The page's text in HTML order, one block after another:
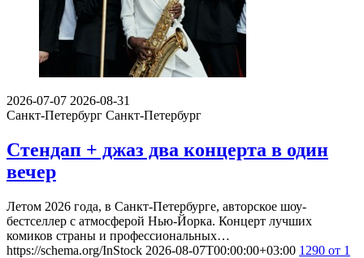
2026-07-07 2026-08-31
Санкт-Петербург Санкт-Петербург
Стендап + джаз два концерта в один
вечер
Летом 2026 года, в Санкт-Петербурге, авторское шоу-
бестселлер с атмосферой Нью-Йорка. Концерт лучших
комиков страны и профессиональных…
https://schema.org/InStock 2026-08-07T00:00:00+03:00 1290 от 1